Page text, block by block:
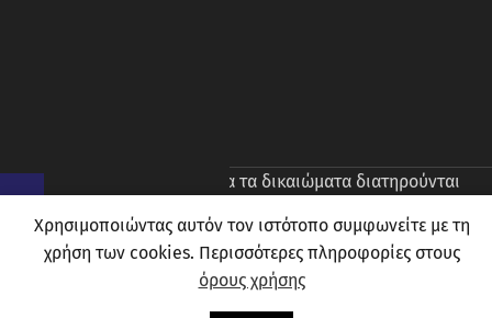
. Ολα τα δικαιώματα διατηρούνται
Χρησιμοποιώντας αυτόν τον ιστότοπο συμφωνείτε με τη
χρήση των cookies. Περισσότερες πληροφορίες στους
όρους χρήσης